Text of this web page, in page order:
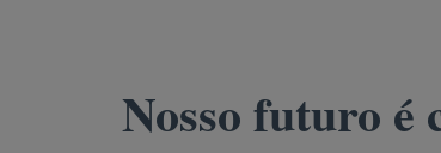
Nosso futuro